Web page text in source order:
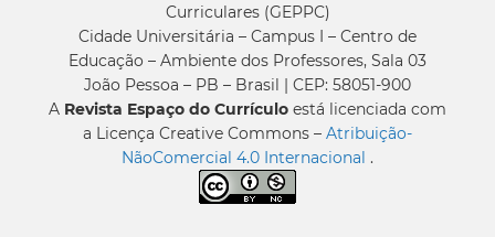
Curriculares (GEPPC)
Cidade Universitária – Campus I – Centro de
Educação – Ambiente dos Professores, Sala 03
João Pessoa – PB – Brasil | CEP: 58051-900
A Revista Espaço do Currículo está licenciada com
a Licença Creative Commons – Atribuição-
NãoComercial 4.0 Internacional .